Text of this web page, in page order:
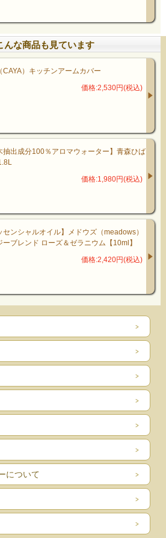
んな商品も見ています
CAYA）キッチンアームカバー
価格:2,530円(税込)
抽出成分100％アロマウォーター】青森ひば
価格:1,980円(税込)
センシャルオイル】メドウズ（meadows）
ーブレンド ローズ＆ゼラニウム【10ml】
価格:2,420円(税込)
について